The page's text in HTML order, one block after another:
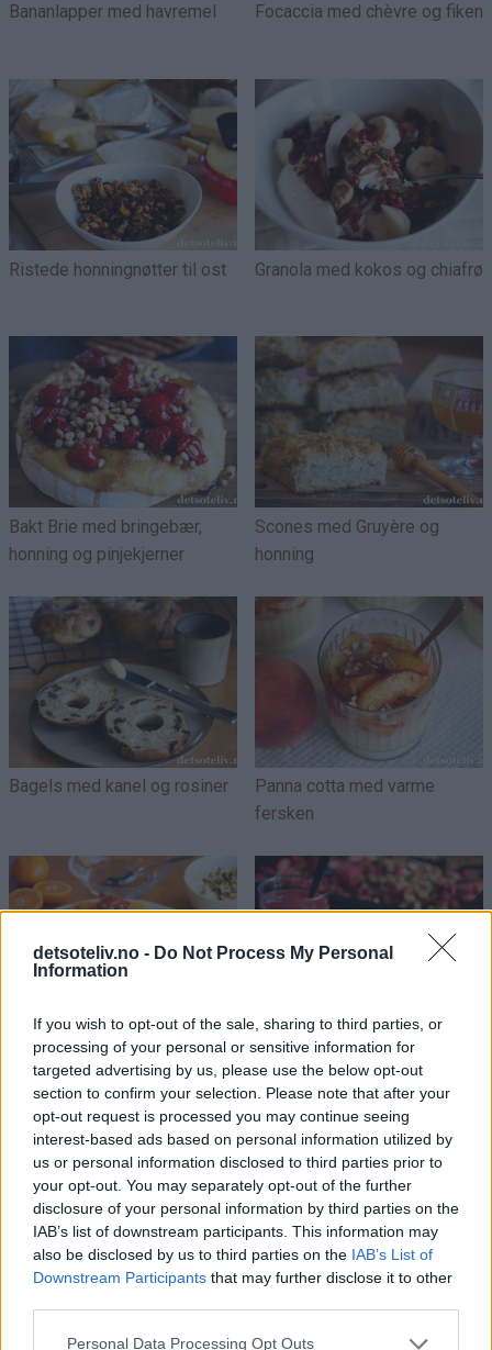
detsoteliv.no - Do Not Process My Personal
Information
If you wish to opt-out of the sale, sharing to third parties, or
processing of your personal or sensitive information for
targeted advertising by us, please use the below opt-out
section to confirm your selection. Please note that after your
opt-out request is processed you may continue seeing
interest-based ads based on personal information utilized by
us or personal information disclosed to third parties prior to
your opt-out. You may separately opt-out of the further
disclosure of your personal information by third parties on the
IAB’s list of downstream participants. This information may
also be disclosed by us to third parties on the IAB’s List of
Downstream Participants that may further disclose it to other
Personal Data Processing Opt Outs
Bananlapper med havremel Focaccia med chèvre og fiken
Ristede honningnøtter til ost Granola med kokos og chiafrø
Bakt Brie med bringebær,
honning og pinjekjerner
Scones med Gruyère og
honning
Bagels med kanel og rosiner
Panna cotta med varme
fersken
Appelsinsalat med
yoghurtkrem
Granola med cashewnøtter og
tørkede bær
Honningkake med pomerans
Fransk nougat med nøtter og
tranebær